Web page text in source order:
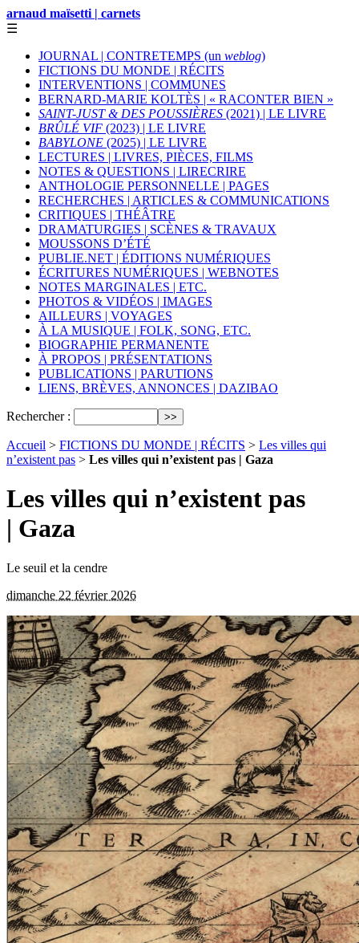
arnaud maïsetti | carnets
☰
JOURNAL | CONTRETEMPS (un weblog)
FICTIONS DU MONDE | RÉCITS
INTERVENTIONS | COMMUNES
BERNARD-MARIE KOLTÈS | « RACONTER BIEN »
SAINT-JUST & DES POUSSIÈRES (2021) | LE LIVRE
BRÛLÉ VIF (2023) | LE LIVRE
BABYLONE (2025) | LE LIVRE
LECTURES | LIVRES, PIÈCES, FILMS
NOTES & QUESTIONS | LIRECRIRE
ANTHOLOGIE PERSONNELLE | PAGES
RECHERCHES | ARTICLES & COMMUNICATIONS
CRITIQUES | THÉÂTRE
DRAMATURGIES | SCÈNES & TRAVAUX
MOUSSONS D’ÉTÉ
PUBLIE.NET | ÉDITIONS NUMÉRIQUES
ÉCRITURES NUMÉRIQUES | WEBNOTES
NOTES MARGINALES | ETC.
PHOTOS & VIDÉOS | IMAGES
AILLEURS | VOYAGES
À LA MUSIQUE | FOLK, SONG, ETC.
BIOGRAPHIE PERMANENTE
À PROPOS | PRÉSENTATIONS
PUBLICATIONS | PARUTIONS
LIENS, BRÈVES, ANNONCES | DAZIBAO
Rechercher :
Accueil > FICTIONS DU MONDE | RÉCITS > Les villes qui
n’existent pas > Les villes qui n’existent pas | Gaza
Les villes qui n’existent pas
| Gaza
Le seuil et la cendre
dimanche 22 février 2026